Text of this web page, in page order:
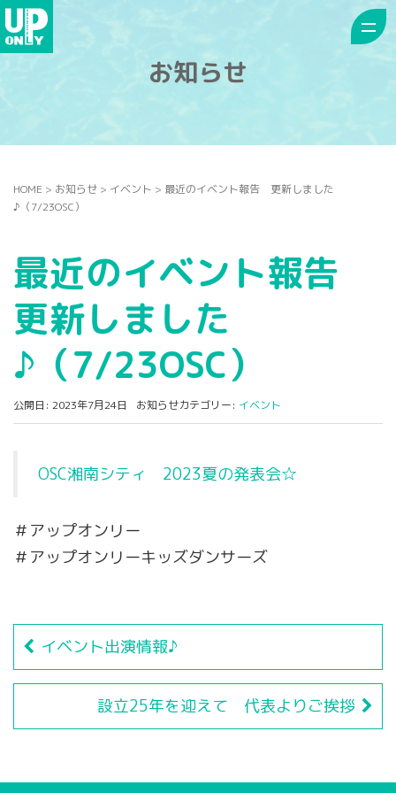
お知らせ
HOME > お知らせ > イベント > 最近のイベント報告 更新しました
♪（7/23OSC）
最近のイベント報告
更新しました
♪（7/23OSC）
公開日: 2023年7月24日 お知らせカテゴリー: イベント
OSC湘南シティ 2023夏の発表会☆
＃アップオンリー
＃アップオンリーキッズダンサーズ
イベント出演情報♪
設立25年を迎えて 代表よりご挨拶